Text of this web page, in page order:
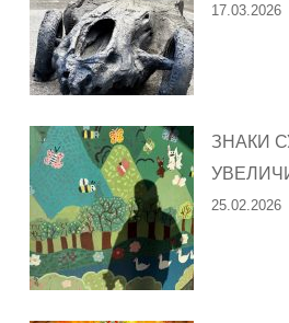
17.03.2026
ЗНАКИ
25.02.2026